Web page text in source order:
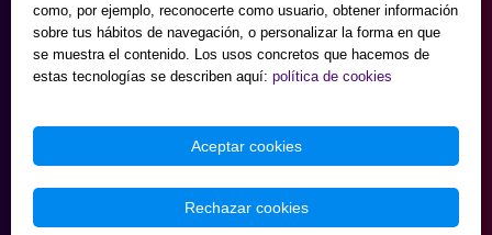
HORARIO PARTICULAR
de Lunes a Viernes
9:30 - 20:00
Sábados
Domingos cerrado.
de Lunes a Viernes
9:30 - 18:00
como, por ejemplo, reconocerte como usuario, obtener información
sobre tus hábitos de navegación, o personalizar la forma en que
se muestra el contenido. Los usos concretos que hacemos de
estas tecnologías se describen aquí: política de cookies
Aceptar cookies
Rechazar cookies